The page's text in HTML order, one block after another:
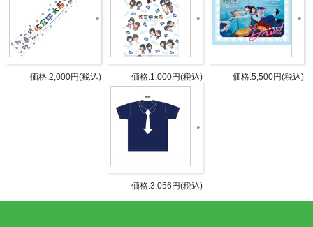
JANコ
ード
4571392384239
商品番
号
QRAG-406
©文化放送
©Internet Radio Station＜音泉＞
お買い物ガイド
価格:2,000円(税込) 価格:1,000円(税込) 価格:5,500円(税込)
価格:3,056円(税込)